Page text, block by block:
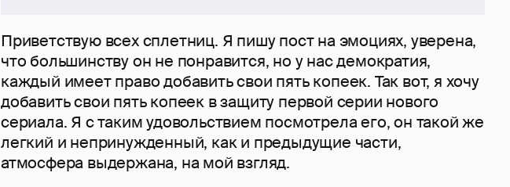
Приветствую всех сплетниц. Я пишу пост на эмоциях, уверена,
что большинству он не понравится, но у нас демократия,
каждый имеет право добавить свои пять копеек. Так вот, я хочу
добавить свои пять копеек в защиту первой серии нового
сериала. Я с таким удовольствием посмотрела его, он такой же
легкий и непринужденный, как и предыдущие части,
атмосфера выдержана, на мой взгляд.